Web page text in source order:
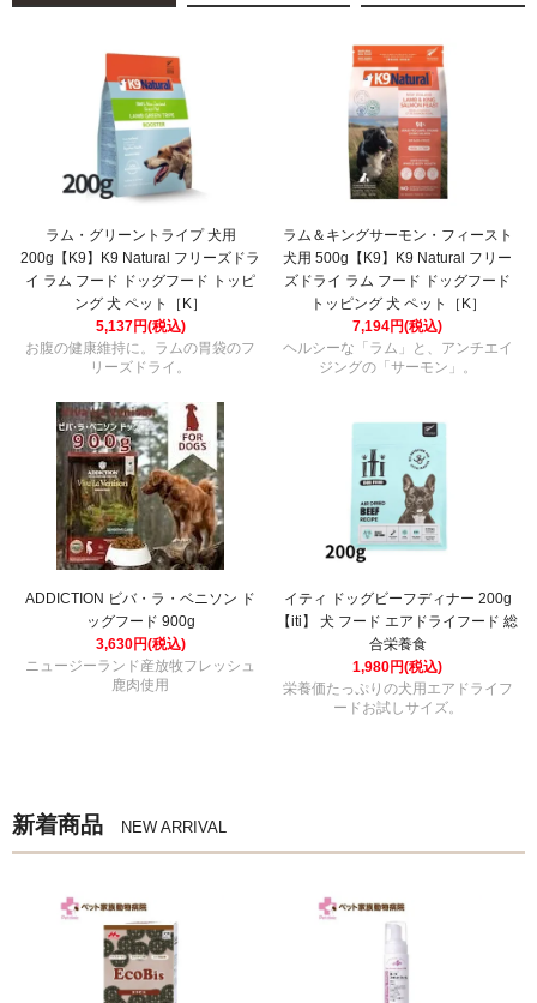
ラム・グリーントライプ 犬用
200g【K9】K9 Natural フリーズドラ
イ ラム フード ドッグフード トッピ
ング 犬 ペット［K］
5,137円(税込)
お腹の健康維持に。ラムの胃袋のフ
リーズドライ。
ラム＆キングサーモン・フィースト
犬用 500g【K9】K9 Natural フリー
ズドライ ラム フード ドッグフード
トッピング 犬 ペット［K］
7,194円(税込)
ヘルシーな「ラム」と、アンチエイ
ジングの「サーモン」。
ADDICTION ビバ・ラ・ベニソン ド
ッグフード 900g
3,630円(税込)
ニュージーランド産放牧フレッシュ
鹿肉使用
イティ ドッグビーフディナー 200g
【iti】 犬 フード エアドライフード 総
合栄養食
1,980円(税込)
栄養価たっぷりの犬用エアドライフ
ードお試しサイズ。
新着商品 NEW ARRIVAL